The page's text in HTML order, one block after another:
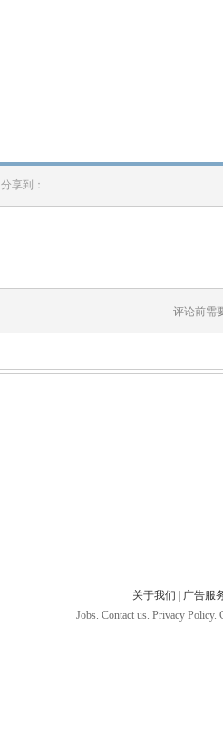
分享到：
评论前需
关于我们
广告服
Jobs. Contact us. Privacy